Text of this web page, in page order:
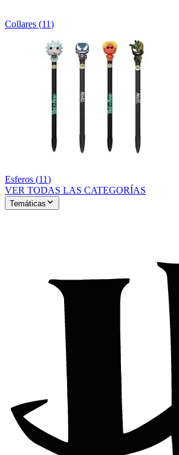
Collares (11)
Esferos (11)
VER TODAS LAS CATEGORÍAS
Temáticas